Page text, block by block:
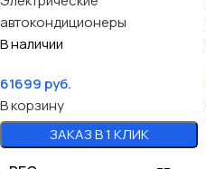
автокондиционеры
В наличии
61699 руб.
В корзину
ЗАКАЗ В 1 КЛИК